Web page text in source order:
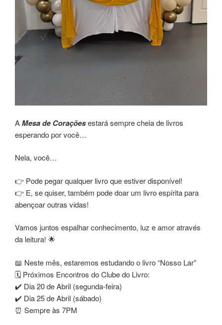
AMesa de Coraçõesestará sempre cheia de livros
esperando por você…
Nela, você…
👉 Pode pegar qualquer livro que estiver disponível!
👉 E, se quiser, também pode doar um livro espírita para
abençoar outras vidas!
Vamos juntos espalhar conhecimento, luz e amor através
da leitura! 🌟
📖 Neste mês, estaremos estudando o livro “Nosso Lar”
🗓️ Próximos Encontros do Clube do Livro:
✔️ Dia 20 de Abril (segunda-feira)
✔️ Dia 25 de Abril (sábado)
⏰ Sempre às 7PM